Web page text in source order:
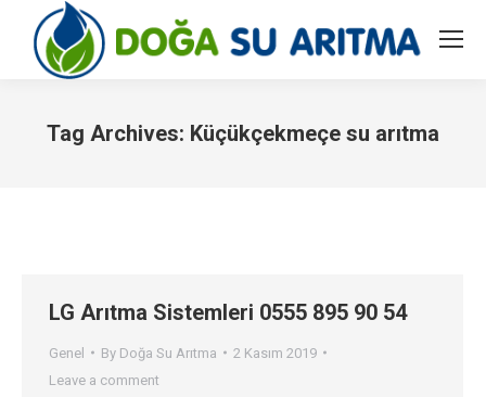
Tag Archives: Küçükçekmeçe su arıtma
LG Arıtma Sistemleri 0555 895 90 54
Genel By Doğa Su Arıtma
2 Kasım 2019
Leave a comment